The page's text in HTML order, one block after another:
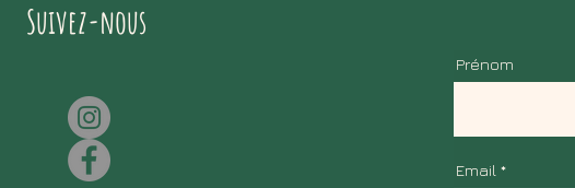
Suivez-nous
Prénom
Email